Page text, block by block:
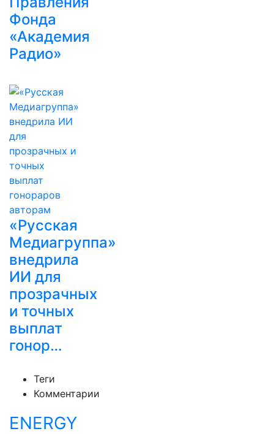
Фонда
«Академия
Радио»
«Русская
Медиагруппа»
внедрила
ИИ для
прозрачных
и точных
выплат
гонор…
Теги
Комментарии
ENERGY